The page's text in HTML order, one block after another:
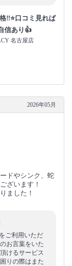
‼️⭐口コミ見れば
信あり👍
名古屋店
2026年05月
ドやシンク、蛇
ざいます！
ました！
ご利用いただ
お言葉をいた
けるサービス
りの際はまた